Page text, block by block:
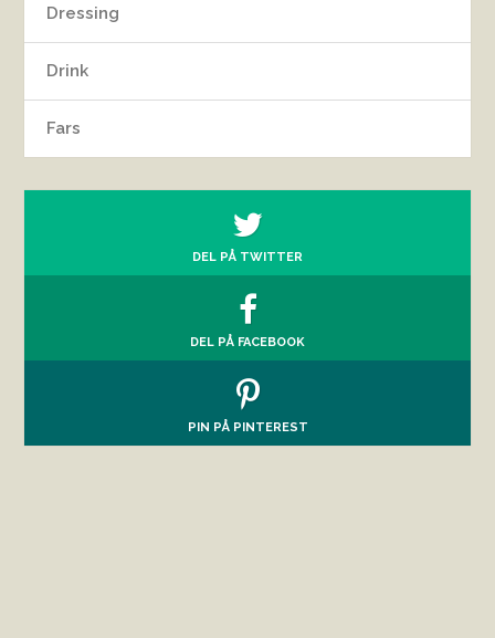
Dressing
Drink
Fars
DEL PÅ TWITTER
DEL PÅ FACEBOOK
PIN PÅ PINTEREST